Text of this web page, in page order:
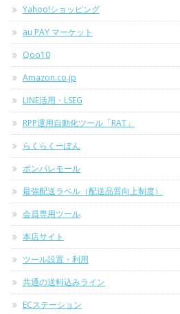
Yahoo!ショッピング
au PAY マーケット
Qoo10
Amazon.co.jp
LINE活用・LSEG
RPP運用自動化ツール「RAT」
らくらくーぽん
ポンパレモール
最強配送ラベル（配送品質向上制度）
会員専用ツール
本店サイト
ツール設置・利用
共通の送料込みライン
ECステーション